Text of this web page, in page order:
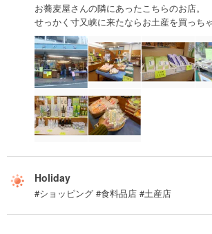
お蕎麦屋さんの隣にあったこちらのお店。
せっかく寸又峡に来たならお土産を買っちゃ
Holiday
#ショッピング #食料品店 #土産店